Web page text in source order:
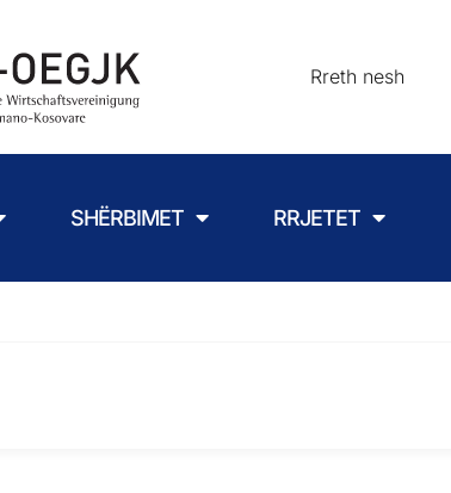
Rreth nesh
SHËRBIMET RRJETET